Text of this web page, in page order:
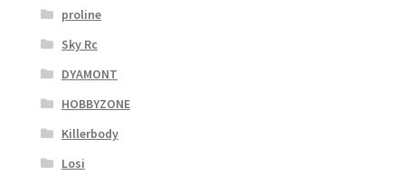
proline
Sky Rc
DYAMONT
HOBBYZONE
Killerbody
Losi